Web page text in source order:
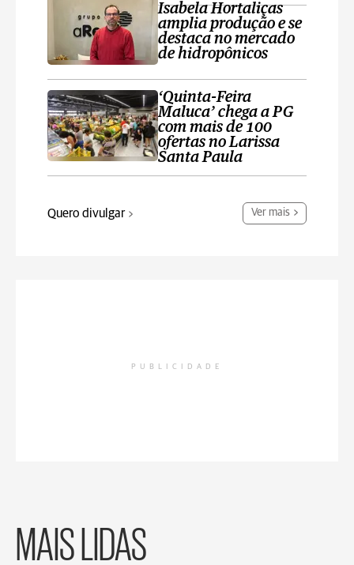
Isabela Hortaliças
amplia produção e se
destaca no mercado
de hidropônicos
‘Quinta-Feira
Maluca’ chega a PG
com mais de 100
ofertas no Larissa
Santa Paula
Quero divulgar Ver mais
PUBLICIDADE
MAIS LIDAS